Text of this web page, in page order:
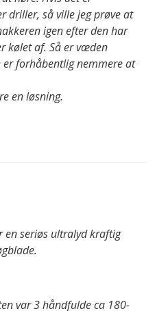
driller, så ville jeg prøve at
igen efter den har
kølet af. Så er væden
forhåbentlig nemmere at
en løsning.
en seriøs ultralyd kraftig
var 3 håndfulde ca 180-